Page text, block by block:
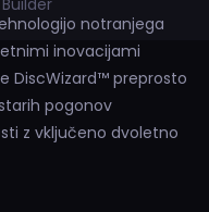
notranjega
inovacijami
DiscWizard™ preprosto
pogonov
z vključeno dvoletno